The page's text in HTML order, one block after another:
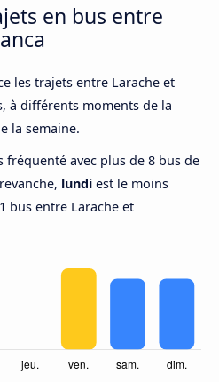
en bus entre
les trajets entre Larache et
à différents moments de la
la semaine.
fréquenté avec plus de 8 bus de
lundi est le moins
bus entre Larache et